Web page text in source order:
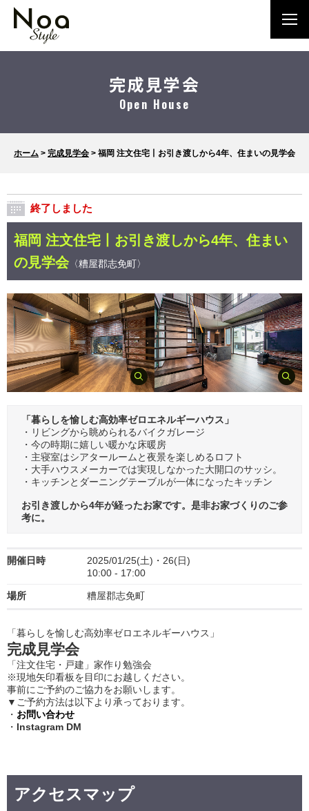
完成見学会
Open House
ホーム > 完成見学会 > 福岡 注文住宅丨お引き渡しから4年、住まいの見学会
終了しました
福岡 注文住宅丨お引き渡しから4年、住まい
の見学会〈糟屋郡志免町〉
「暮らしを愉しむ高効率ゼロエネルギーハウス」
・リビングから眺められるバイクガレージ
・今の時期に嬉しい暖かな床暖房
・主寝室はシアタールームと夜景を楽しめるロフト
・大手ハウスメーカーでは実現しなかった大開口のサッシ。
・キッチンとダーニングテーブルが一体になったキッチン
お引き渡しから4年が経ったお家です。是非お家づくりのご参
考に。
開催日時
2025/01/25(土)・26(日)
10:00 - 17:00
場所 糟屋郡志免町
「暮らしを愉しむ高効率ゼロエネルギーハウス」
完成見学会
「注文住宅・戸建」家作り勉強会
※現地矢印看板を目印にお越しください。
事前にご予約のご協力をお願いします。
▼ご予約方法は以下より承っております。
・ お問い合わせ
・ Instagram DM
アクセスマップ